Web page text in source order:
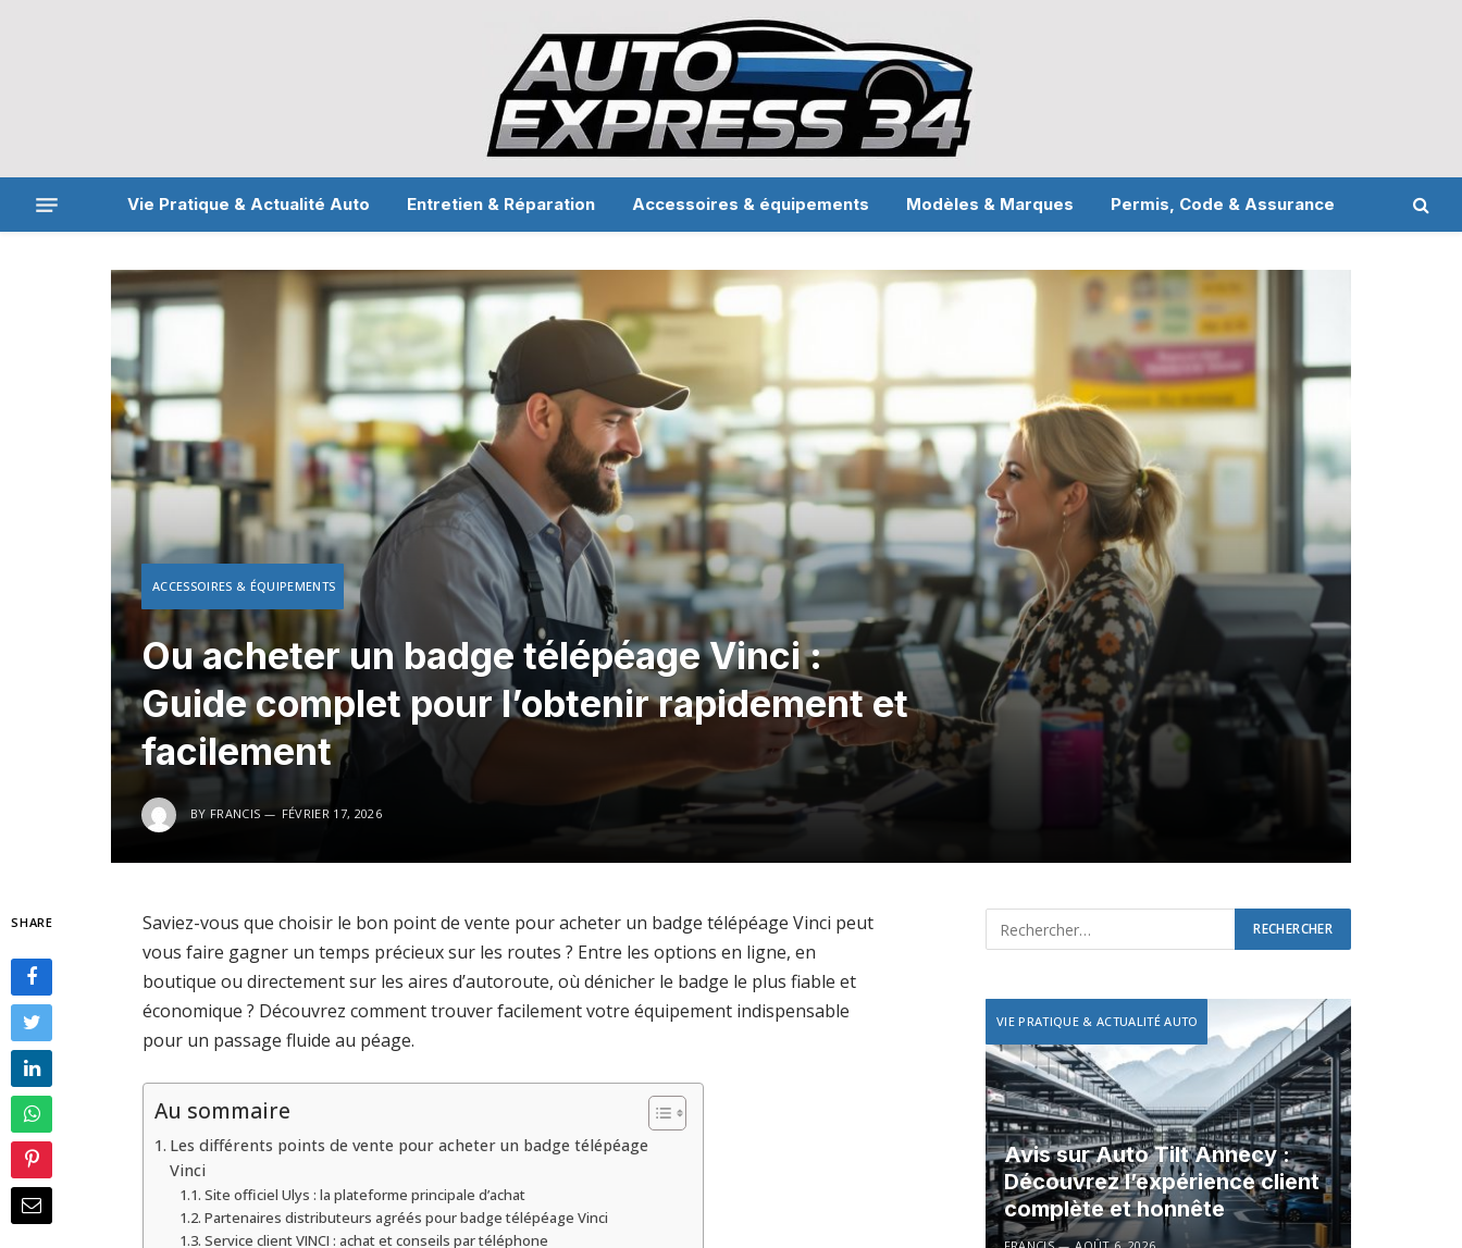
Vie Pratique & Actualité Auto Entretien & Réparation Accessoires & équipements Modèles & Marques Permis, Code & Assurance
ACCESSOIRES & ÉQUIPEMENTS
Ou acheter un badge télépéage Vinci :
Guide complet pour l’obtenir rapidement et
facilement
BY FRANCIS FÉVRIER 17, 2026
SHARE
Saviez-vous que choisir le bon point de vente pour acheter un badge télépéage Vinci peut
vous faire gagner un temps précieux sur les routes ? Entre les options en ligne, en
boutique ou directement sur les aires d’autoroute, où dénicher le badge le plus fiable et
économique ? Découvrez comment trouver facilement votre équipement indispensable
pour un passage fluide au péage.
Au sommaire
Les différents points de vente pour acheter un badge télépéage
Vinci
Site officiel Ulys : la plateforme principale d’achat
Partenaires distributeurs agréés pour badge télépéage Vinci
Service client VINCI : achat et conseils par téléphone
VIE PRATIQUE & ACTUALITÉ AUTO
Avis sur Auto Tilt Annecy :
Découvrez l’expérience client
complète et honnête